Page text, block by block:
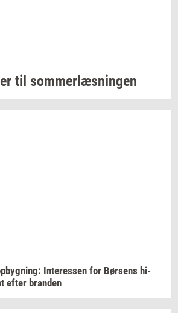
til som­mer­læs­nin­gen
In­ter­es­sen for Bør­sens hi­
efter bran­den